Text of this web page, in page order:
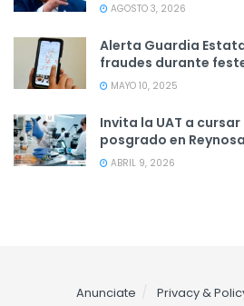
AGOSTO 3, 2026
Alerta Guardia
fraudes durante
MAYO 10, 2025
Invita la UAT a
posgrado en Reynosa
ABRIL 9, 2026
Anunciate Privacy &